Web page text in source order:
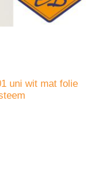
uni wit mat folie